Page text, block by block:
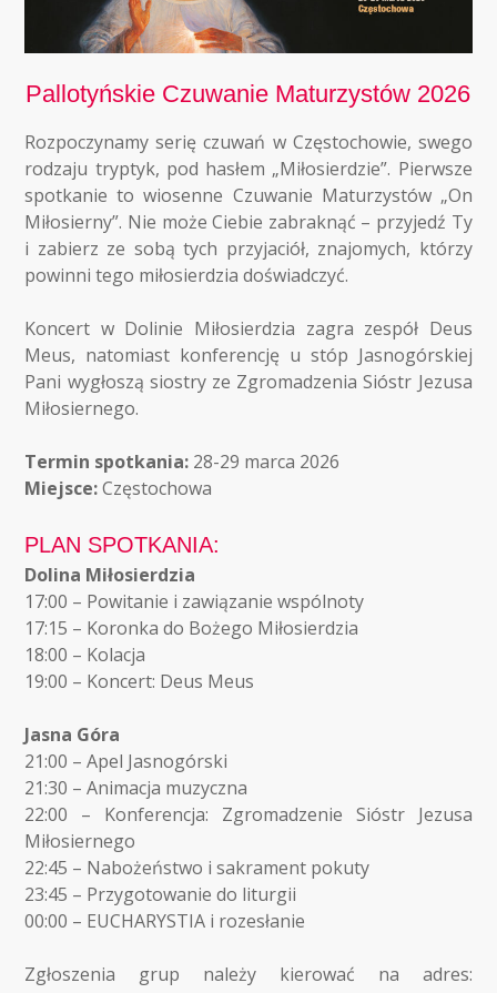
Pallotyńskie Czuwanie Maturzystów 2026
Rozpoczynamy serię czuwań w Częstochowie, swego
rodzaju tryptyk, pod hasłem „Miłosierdzie”. Pierwsze
spotkanie to wiosenne Czuwanie Maturzystów „On
Miłosierny”. Nie może Ciebie zabraknąć – przyjedź Ty
i zabierz ze sobą tych przyjaciół, znajomych, którzy
powinni tego miłosierdzia doświadczyć.
Koncert w Dolinie Miłosierdzia zagra zespół Deus
Meus, natomiast konferencję u stóp Jasnogórskiej
Pani wygłoszą siostry ze Zgromadzenia Sióstr Jezusa
Miłosiernego.
Termin spotkania: 28-29 marca 2026
Miejsce:Częstochowa
PLAN SPOTKANIA:
Dolina Miłosierdzia
17:00 – Powitanie i zawiązanie wspólnoty
17:15 – Koronka do Bożego Miłosierdzia
18:00 – Kolacja
19:00 – Koncert: Deus Meus
Jasna Góra
21:00 – Apel Jasnogórski
21:30 – Animacja muzyczna
22:00 – Konferencja: Zgromadzenie Sióstr Jezusa
Miłosiernego
22:45 – Nabożeństwo i sakrament pokuty
23:45 – Przygotowanie do liturgii
00:00 – EUCHARYSTIA i rozesłanie
Zgłoszenia grup należy kierować na adres: